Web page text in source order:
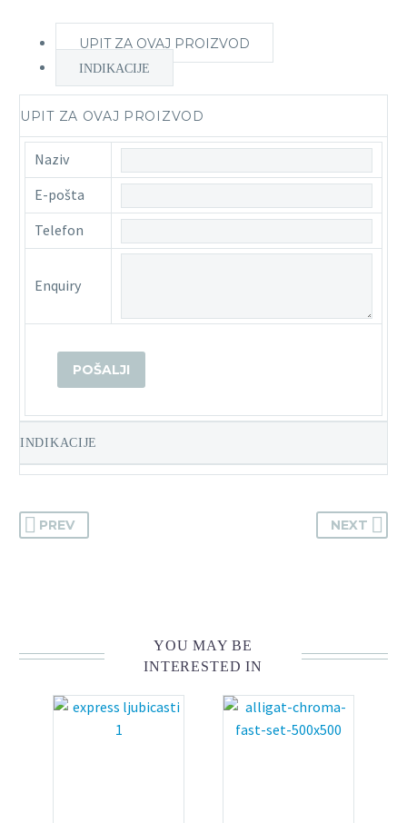
UPIT ZA OVAJ PROIZVOD
INDIKACIJE
UPIT ZA OVAJ PROIZVOD
Naziv
E-pošta
Telefon
Enquiry
INDIKACIJE
PREV NEXT
YOU MAY BE
INTERESTED IN